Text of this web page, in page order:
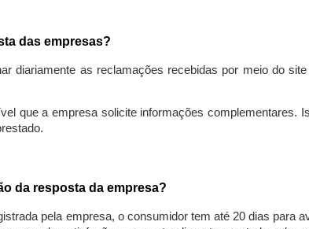
das empresas?
diariamente as reclamações recebidas por meio do
que a empresa solicite informações
da resposta da empresa?
pela empresa, o consumidor tem até 20 dias para